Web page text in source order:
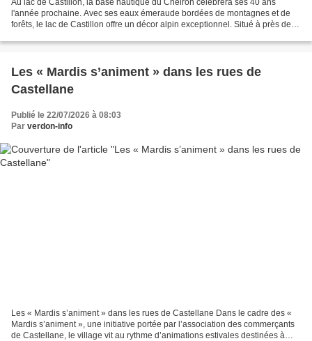
Au lac de Castillon, la base nautique du Cheiron célébrera ses 40 ans
l'année prochaine. Avec ses eaux émeraude bordées de montagnes et de
forêts, le lac de Castillon offre un décor alpin exceptionnel. Situé à près de
Les « Mardis s’animent » dans les rues de
Castellane
Publié le 22/07/2026 à 08:03
Par verdon-info
Les « Mardis s’animent » dans les rues de Castellane Dans le cadre des «
Mardis s’animent », une initiative portée par l’association des commerçants
de Castellane, le village vit au rythme d’animations estivales destinées à